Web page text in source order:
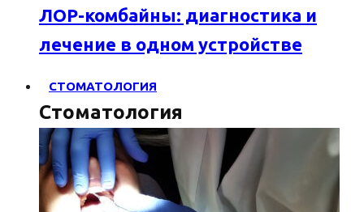
ЛОР-комбайны: диагностика и
лечение в одном устройстве
СТОМАТОЛОГИЯ
Стоматология